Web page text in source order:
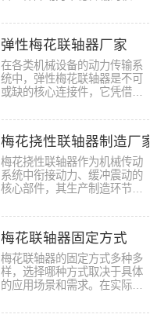
弹性梅花联轴器厂家
在各类机械设备的动力传输系
统中，弹性梅花联轴器是不可
或缺的核心连接件，它凭借独
梅花挠性联轴器制造厂家
梅花挠性联轴器作为机械传动
系统中衔接动力、缓冲震动的
核心部件，其生产制造环节的
梅花联轴器固定方式
梅花联轴器的固定方式多种多
样，选择哪种方式取决于具体
的应用场景和需求。在实际应